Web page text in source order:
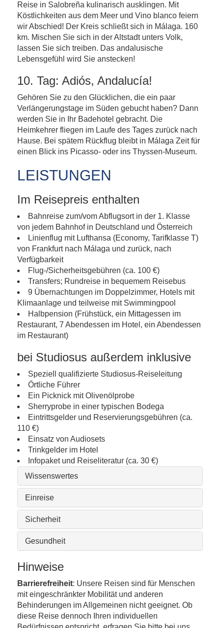
Reise in Salobreña kulinarisch ausklingen. Mit
Köstlichkeiten aus dem Meer und Vino blanco feiern
wir Abschied! Der Kreis schließt sich in Málaga. 160
km. Mischen Sie sich in der Altstadt unters Volk,
lassen Sie sich treiben. Das andalusische
Lebensgefühl wird Sie anstecken!
10. Tag: Adiós, Andalucía!
Gehören Sie zu den Glücklichen, die ein paar
Verlängerungstage im Süden gebucht haben? Dann
werden Sie in Ihr Badehotel gebracht. Die
Heimkehrer fliegen im Laufe des Tages zurück nach
Hause. Bei spätem Rückflug bleibt in Málaga Zeit für
einen Blick ins Picasso- oder ins Thyssen-Museum.
LEISTUNGEN
Im Reisepreis enthalten
Bahnreise zum/vom Abflugsort in der 1. Klasse
von jedem Bahnhof in Deutschland und Österreich
Linienflug mit Lufthansa (Economy, Tarifklasse T)
von Frankfurt nach Málaga und zurück, nach
Verfügbarkeit
Flug-/Sicherheitsgebühren (ca. 100 €)
Transfers; Rundreise in bequemem Reisebus
9 Übernachtungen im Doppelzimmer, Hotels mit
Klimaanlage und teilweise mit Swimmingpool
Halbpension (Frühstück, ein Mittagessen im
Restaurant, 7 Abendessen im Hotel, ein Abendessen
im Restaurant)
bei Studiosus außerdem inklusive
Speziell qualifizierte Studiosus-Reiseleitung
Örtliche Führer
Ein Picknick mit Olivenölprobe
Sherryprobe in einer typischen Bodega
Eintrittsgelder und Reservierungsgebühren (ca.
110 €)
Einsatz von Audiosets
Trinkgelder im Hotel
Infopaket und Reiseliteratur (ca. 30 €)
Wissenswertes
Einreise
Sicherheit
Gesundheit
Hinweise
Barrierefreiheit: Unsere Reisen sind für Menschen
mit eingeschränkter Mobilität und anderen
Behinderungen im Allgemeinen nicht geeignet. Ob
diese Reise dennoch Ihren individuellen